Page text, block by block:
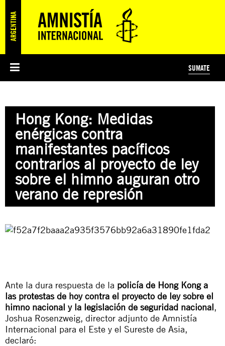
PREGUNTAS FRECUENTES
ÁREAS TEMÁTICAS
JUSTICIA INTERNACIONAL
EDUCACIÓN EN DERECHOS HUMANOS Y JÓVENES
PRENSA
SUSCRIBITE
SUMATE
PREGUNTAS FRECUENTES
Hong Kong: Medidas
enérgicas contra
manifestantes pacíficos
contrarios al proyecto de ley
sobre el himno auguran otro
verano de represión
Ante la dura respuesta de la policía de Hong Kong a
las protestas de hoy contra el proyecto de ley sobre el
himno nacional y la legislación de seguridad nacional,
Joshua Rosenzweig, director adjunto de Amnistía
Internacional para el Este y el Sureste de Asia,
declaró: